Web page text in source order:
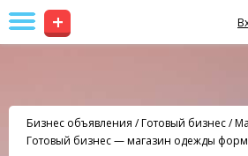
+
Бизнес объявления /Готовый бизнес/
Готовый бизнес — магазин одежды